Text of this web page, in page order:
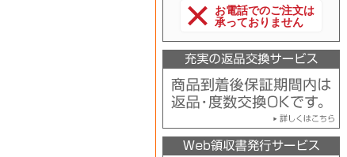
お電話でのご注文は
承っておりません